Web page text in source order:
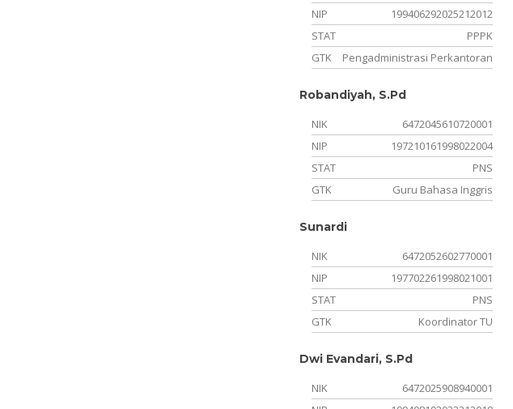
NIP
199406292025212012
STAT
PPPK
GTK
Pengadministrasi Perkantoran
Robandiyah, S.Pd
NIK
6472045610720001
NIP
197210161998022004
STAT
PNS
GTK
Guru Bahasa Inggris
Sunardi
NIK
6472052602770001
NIP
197702261998021001
STAT
PNS
GTK
Koordinator TU
Dwi Evandari, S.Pd
NIK
6472025908940001